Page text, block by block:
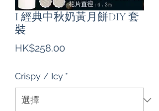
I 經典中秋奶黃月餅DIY 套
裝
HK$258.00
Crispy / Icy *